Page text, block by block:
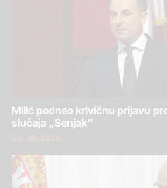
Milić podneo krivičnu prijavu
slučaja „Senjak“
30. jul 2026.